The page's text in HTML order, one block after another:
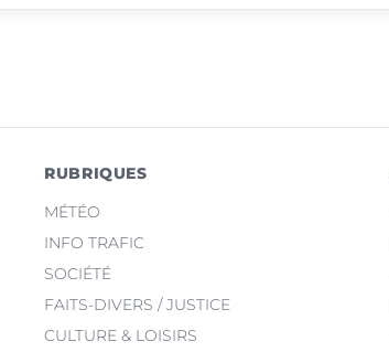
RUBRIQUES
MÉTÉO
INFO TRAFIC
SOCIÉTÉ
FAITS-DIVERS / JUSTICE
CULTURE & LOISIRS